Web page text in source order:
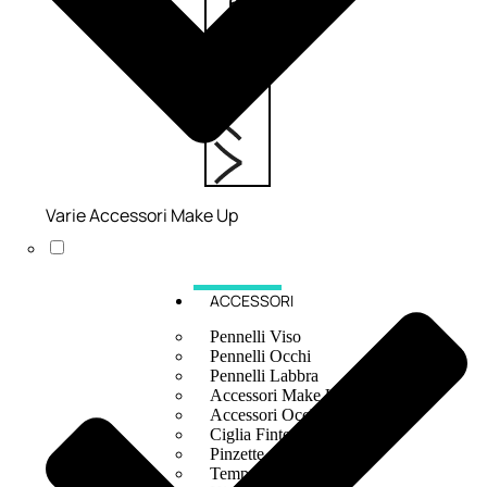
ESAURITO
ACCESSORI
Pennelli Viso
Pennelli Occhi
Pennelli Labbra
Accessori Make Up
Accessori Occhi
Ciglia Finte
Pinzette
Temperamatite
Varie Accessori Make Up